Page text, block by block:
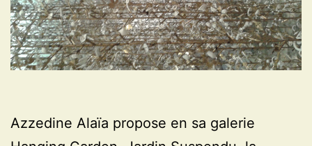
Azzedine Alaïa propose en sa galerie